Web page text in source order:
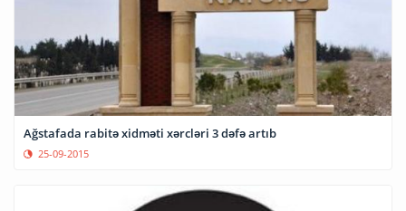
Ağstafada rabitə xidməti xərcləri 3 dəfə artıb
25-09-2015